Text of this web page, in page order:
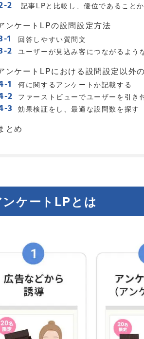
記事LPと比較し、優位であること
ンケートLPの設問設定方法
回答しやすい質問文
ユーザーが見込み客につながるよう
ンケートLPにおける設問設定以外
何に関するアンケートか記載する
ファーストビューでユーザーを引き
効果検証をし、最適な設問数を探す
とめ
ンケートLPとは